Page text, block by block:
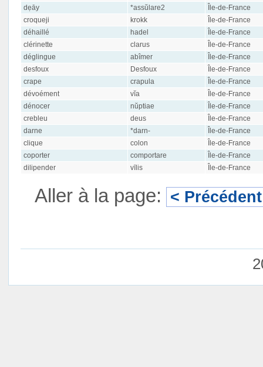
dẹāy
*assŭlare2
Île-de-France
croqueji
krokk
Île-de-France
déhaillé
hadel
Île-de-France
clérinette
clarus
Île-de-France
déglingue
abîmer
Île-de-France
desfoux
Desfoux
Île-de-France
crape
crapula
Île-de-France
dévoément
vĭa
Île-de-France
dénocer
nŭptiae
Île-de-France
crebleu
deus
Île-de-France
darne
*darn-
Île-de-France
clique
colon
Île-de-France
coporter
comportare
Île-de-France
dilipender
vīlis Île-de-France
Aller à la page: < Précédent